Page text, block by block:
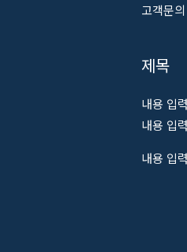
고객문
제목
내용 입
내용 입
내용 입